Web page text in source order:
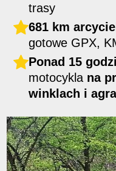
trasy
681 km
gotowe GPX,
Ponad 15
motocykla na
winklach i